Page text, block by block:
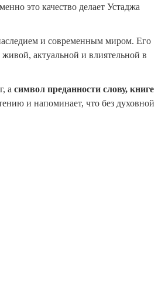
это качество делает Устаджа
и современным миром. Его
живой, актуальной и влиятельной в
а символ преданности слову, книге
и напоминает, что без духовной